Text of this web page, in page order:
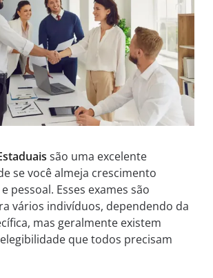
são uma excelente
se você almeja crescimento
pessoal. Esses exames são
vários indivíduos, dependendo da
mas geralmente existem
que todos precisam